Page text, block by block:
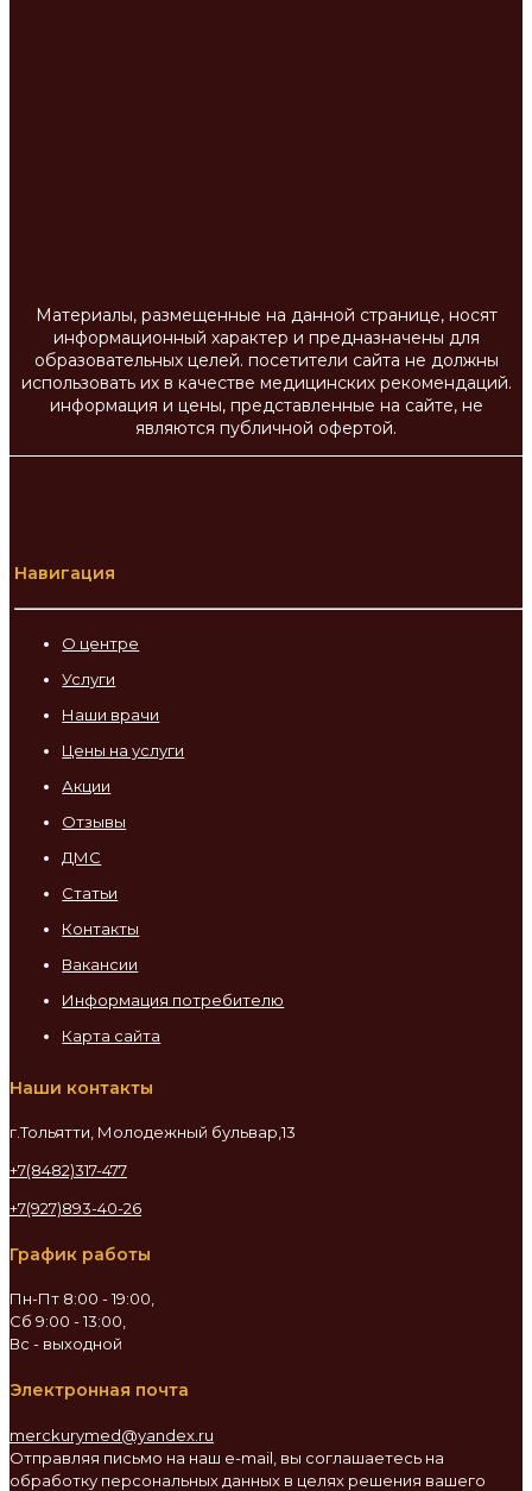
Материалы, размещенные на данной странице, носят
информационный характер и предназначены для
образовательных целей. посетители сайта не должны
использовать их в качестве медицинских рекомендаций.
информация и цены, представленные на сайте, не
являются публичной офертой.
Навигация
О центре
Услуги
Наши врачи
Цены на услуги
Акции
Отзывы
ДМС
Статьи
Контакты
Вакансии
Информация потребителю
Карта сайта
Наши контакты
г.Тольятти, Молодежный бульвар,13
+7(8482)317-477
+7(927)893-40-26
График работы
Пн-Пт 8:00 - 19:00,
Сб 9:00 - 13:00,
Вс - выходной
Электронная почта
merckurymed@yandex.ru
Отправляя письмо на наш e-mail, вы соглашаетесь на
обработку персональных данных в целях решения вашего